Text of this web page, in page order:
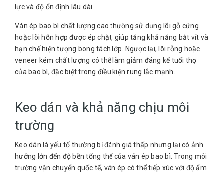
lực và độ ổn định lâu dài.
Ván ép bao bì chất lượng cao thường sử dụng lõi gỗ cứng
hoặc lõi hỗn hợp được ép chặt, giúp tăng khả năng bắt vít và
hạn chế hiện tượng bong tách lớp. Ngược lại, lõi rỗng hoặc
veneer kém chất lượng có thể làm giảm đáng kể tuổi thọ
của bao bì, đặc biệt trong điều kiện rung lắc mạnh.
Keo dán và khả năng chịu môi
trường
Keo dán là yếu tố thường bị đánh giá thấp nhưng lại có ảnh
hưởng lớn đến độ bền tổng thể của ván ép bao bì. Trong môi
trường vận chuyển quốc tế, ván ép có thể tiếp xúc với độ ẩm